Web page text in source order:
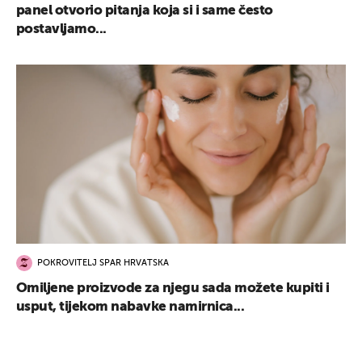
panel otvorio pitanja koja si i same često
postavljamo...
POKROVITELJ SPAR HRVATSKA
Omiljene proizvode za njegu sada možete kupiti i
usput, tijekom nabavke namirnica...